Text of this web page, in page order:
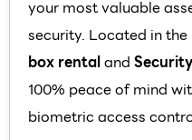
your most valuable
security. Located in
box rentaland
100% peace of mind
biometric access